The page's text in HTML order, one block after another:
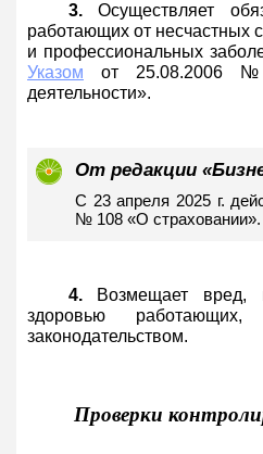
3.Осуществляет
работающих от несчастных
и профессиональных
Указом от 25.08.2006
деятельности».
От редакции
С 23 апреля 2025 г.
№ 108 «О
4.Возмещает вред,
здоровью
законодательством.
Проверки